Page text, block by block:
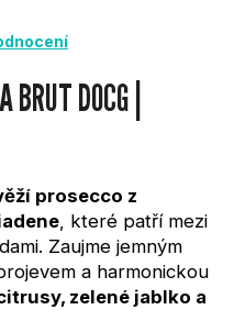
BRUT DOCG |
prosecco z
, které patří mezi
Zaujme jemným
a harmonickou
zelené jablko a